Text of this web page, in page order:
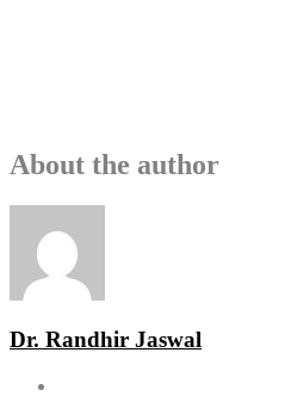
About the author
Dr. Randhir Jaswal